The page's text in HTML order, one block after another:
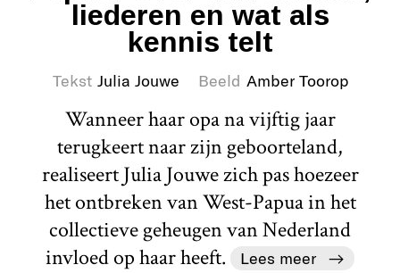
liederen en wat als
kennis telt
Tekst Julia Jouwe Beeld Amber Toorop
Wanneer haar opa na vijftig jaar
terugkeert naar zijn geboorteland,
realiseert Julia Jouwe zich pas hoezeer
het ontbreken van West-Papua in het
collectieve geheugen van Nederland
invloed op haar heeft.
Lees meer